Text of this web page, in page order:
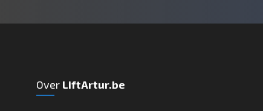
Over LiftArtur.be